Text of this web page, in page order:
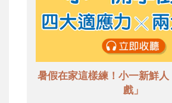
暑假在家這樣練！小一新鮮
戲」